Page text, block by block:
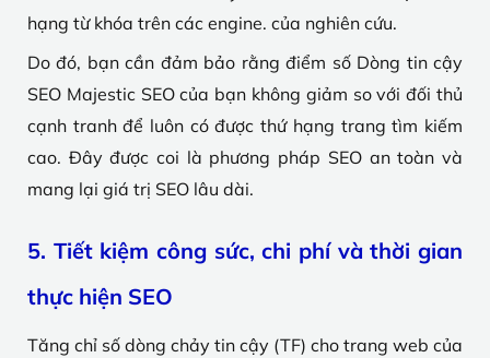
hạng từ khóa trên các engine. của nghiên cứu.
Do đó, bạn cần đảm bảo rằng điểm số Dòng tin cậy
SEO Majestic SEO của bạn không giảm so với đối thủ
cạnh tranh để luôn có được thứ hạng trang tìm kiếm
cao. Đây được coi là phương pháp SEO an toàn và
mang lại giá trị SEO lâu dài.
5. Tiết kiệm công sức, chi phí và thời gian
thực hiện SEO
Tăng chỉ số dòng chảy tin cậy (TF) cho trang web của